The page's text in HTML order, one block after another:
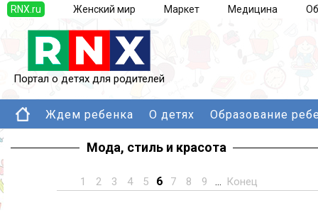
RNX.ru Женский мир Маркет Медицина
Портал о детях для родителей
Ждем ребенка О детях Образование
Мода, стиль и красота
1 2 3 4 5 6 7 8 9 ... Конец